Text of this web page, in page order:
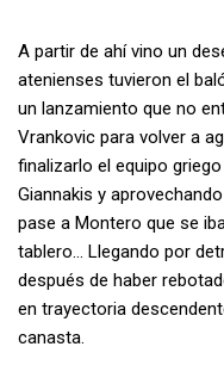
A partir de ahí vino un
atenienses tuvieron el
un lanzamiento que no
Vrankovic para volver a
finalizarlo el equipo
Giannakis y
pase a Montero que se
tablero… Llegando por
después de haber
en trayectoria
canasta.